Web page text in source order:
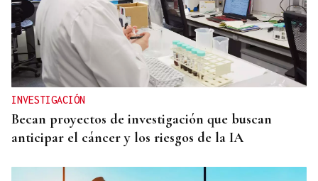
INVESTIGACIÓN
Becan proyectos de investigación que buscan
anticipar el cáncer y los riesgos de la IA